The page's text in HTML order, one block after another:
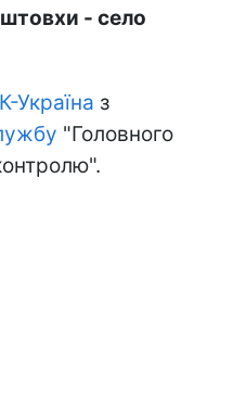
- село
Україна з
"Головного